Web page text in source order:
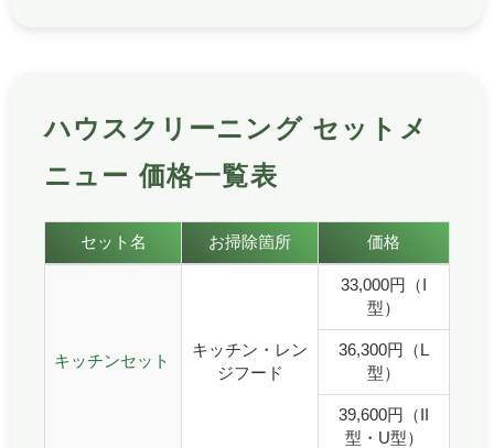
ハウスクリーニング セットメ
ニュー 価格一覧表
ハウスクリーニングセットメニューの価格一覧表です。
ハウスクリーニングセットメニュー 価格一覧表
セット名 お掃除箇所 価格
キッチンセット
キッチン・レン
ジフード
33,000円（I
型）
36,300円（L
型）
39,600円（II
型・U型）